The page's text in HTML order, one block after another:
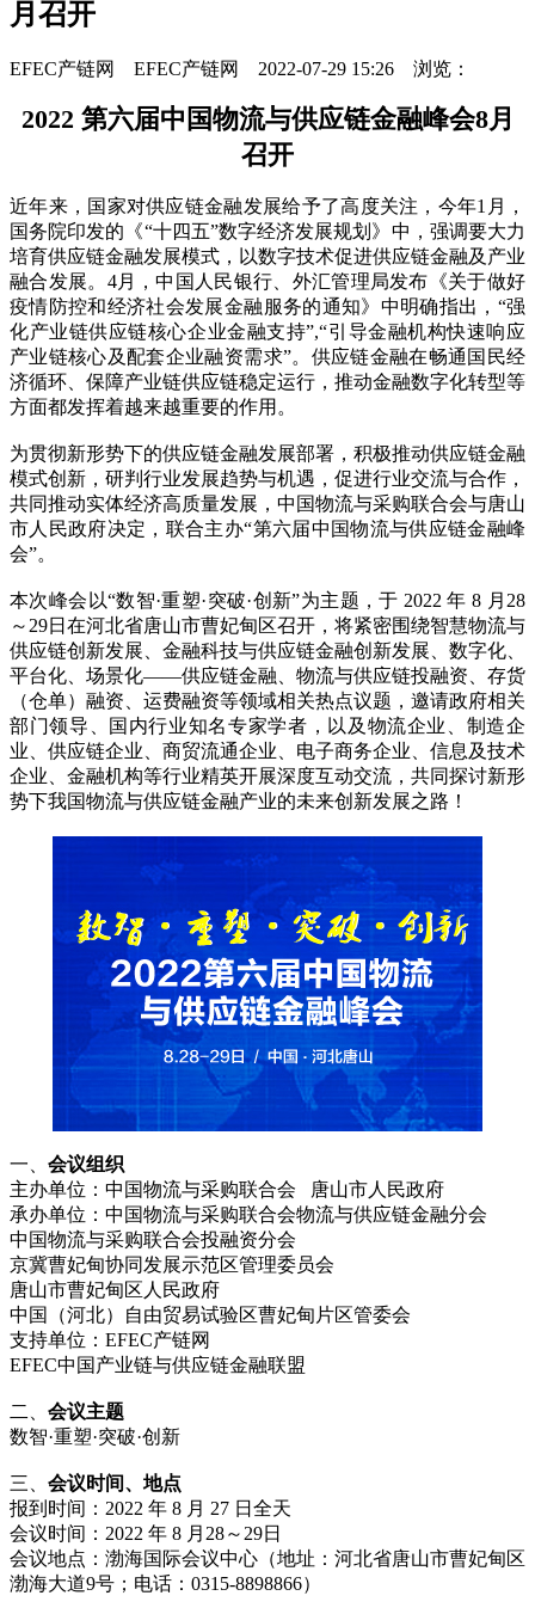
月召开
EFEC产链网 EFEC产链网 2022-07-29 15:26 浏览：
2022 第六届中国物流与供应链金融峰会8月
召开
近年来，国家对供应链金融发展给予了高度关注，今年1月，
国务院印发的《“十四五”数字经济发展规划》中，强调要大力
培育供应链金融发展模式，以数字技术促进供应链金融及产业
融合发展。4月，中国人民银行、外汇管理局发布《关于做好
疫情防控和经济社会发展金融服务的通知》中明确指出，“强
化产业链供应链核心企业金融支持”,“引导金融机构快速响应
产业链核心及配套企业融资需求”。供应链金融在畅通国民经
济循环、保障产业链供应链稳定运行，推动金融数字化转型等
方面都发挥着越来越重要的作用。
为贯彻新形势下的供应链金融发展部署，积极推动供应链金融
模式创新，研判行业发展趋势与机遇，促进行业交流与合作，
共同推动实体经济高质量发展，中国物流与采购联合会与唐山
市人民政府决定，联合主办“第六届中国物流与供应链金融峰
会”。
本次峰会以“数智·重塑·突破·创新”为主题，于 2022 年 8 月28
～29日在河北省唐山市曹妃甸区召开，将紧密围绕智慧物流与
供应链创新发展、金融科技与供应链金融创新发展、数字化、
平台化、场景化——供应链金融、物流与供应链投融资、存货
（仓单）融资、运费融资等领域相关热点议题，邀请政府相关
部门领导、国内行业知名专家学者，以及物流企业、制造企
业、供应链企业、商贸流通企业、电子商务企业、信息及技术
企业、金融机构等行业精英开展深度互动交流，共同探讨新形
势下我国物流与供应链金融产业的未来创新发展之路！
一、 会议组织
主办单位：中国物流与采购联合会 唐山市人民政府
承办单位：中国物流与采购联合会物流与供应链金融分会
中国物流与采购联合会投融资分会
京冀曹妃甸协同发展示范区管理委员会
唐山市曹妃甸区人民政府
中国（河北）自由贸易试验区曹妃甸片区管委会
支持单位：EFEC产链网
EFEC中国产业链与供应链金融联盟
二、 会议主题
数智·重塑·突破·创新
三、 会议时间、地点
报到时间：2022 年 8 月 27 日全天
会议时间：2022 年 8 月28～29日
会议地点：渤海国际会议中心（地址：河北省唐山市曹妃甸区
渤海大道9号；电话：0315-8898866）